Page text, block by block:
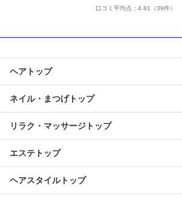
口コミ平均点： 4.81 （39件）
ヘアトップ
ネイル・まつげトップ
リラク・マッサージトップ
エステトップ
ヘアスタイルトップ